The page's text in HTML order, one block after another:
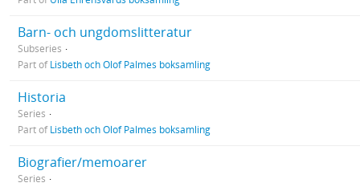
Barn- och ungdomslitteratur
Subseries
Part ofLisbeth och Olof Palmes boksamling
Historia
Series
Part ofLisbeth och Olof Palmes boksamling
Biografier/memoarer
Series